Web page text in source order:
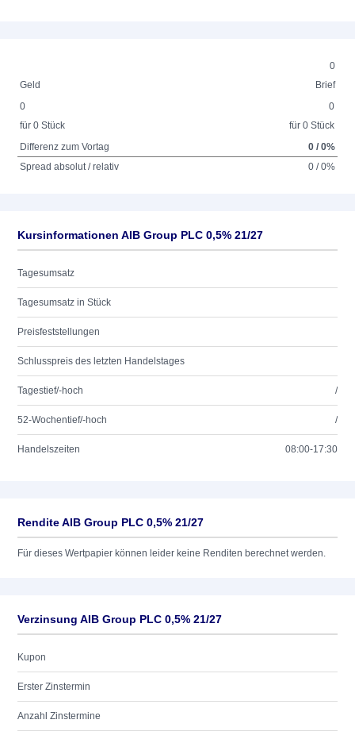
0
Geld
Brief
0
für 0 Stück
0
für 0 Stück
Differenz zum Vortag
0 / 0%
Spread absolut / relativ
0 / 0%
Kursinformationen AIB Group PLC 0,5% 21/27
Tagesumsatz
Tagesumsatz in Stück
Preisfeststellungen
Schlusspreis des letzten Handelstages
Tagestief/-hoch /
52-Wochentief/-hoch /
Handelszeiten 08:00-17:30
Rendite AIB Group PLC 0,5% 21/27
Für dieses Wertpapier können leider keine Renditen berechnet werden.
Verzinsung AIB Group PLC 0,5% 21/27
Kupon
Erster Zinstermin
Anzahl Zinstermine